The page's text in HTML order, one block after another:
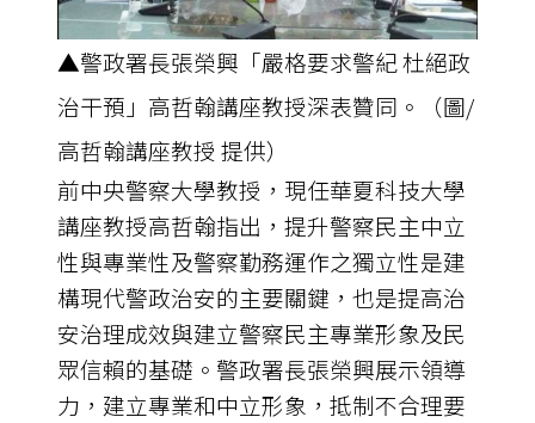
▲警政署長張榮興「嚴格要求警紀 杜絕政
治干預」高哲翰講座教授深表贊同。（圖/
高哲翰講座教授 提供）
前中央警察大學教授，現任華夏科技大學
講座教授高哲翰指出，提升警察民主中立
性與專業性及警察勤務運作之獨立性是建
構現代警政治安的主要關鍵，也是提高治
安治理成效與建立警察民主專業形象及民
眾信賴的基礎。警政署長張榮興展示領導
力，建立專業和中立形象，抵制不合理要